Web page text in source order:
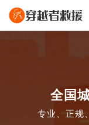
全国
专业、正规